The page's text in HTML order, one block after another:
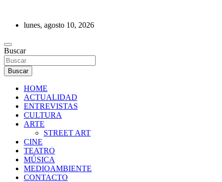
contenidolunes, agosto 10, 2026
REVISTA DE PRENSA
Buscar
Buscar
HOME
ACTUALIDAD
ENTREVISTAS
CULTURA
ARTE
STREET ART
CINE
TEATRO
MÚSICA
MEDIOAMBIENTE
CONTACTO